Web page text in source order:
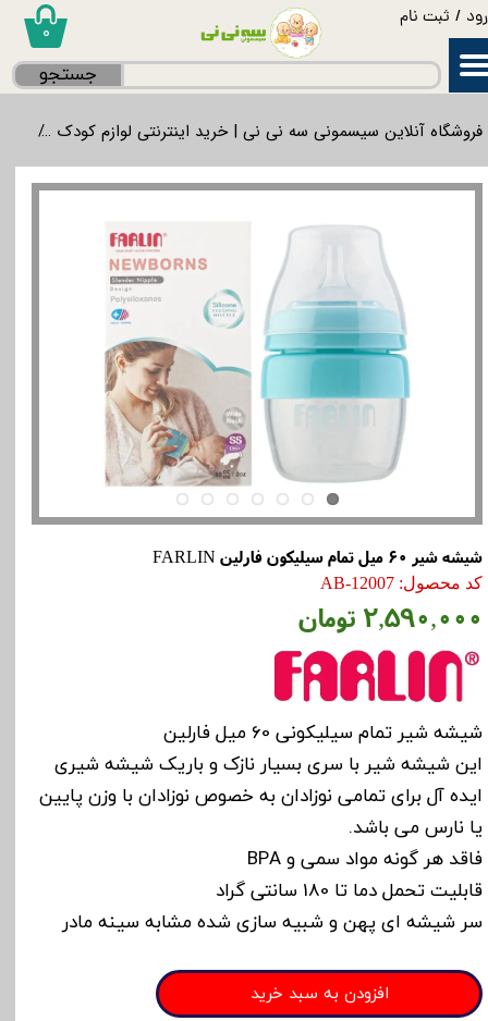
/ ثبت نام
حساب کاربری من
۰
جستجو
فروشگاه آنلاین سیسمونی سه نی نی | خرید اینترنتی لوازم کودک
شیشه شیر 60 میل تمام سیلیکون فارلین FARLIN
کد محصول: AB-12007
۲,۵۹۰,۰۰۰ تومان
شیشه شیر تمام سیلیکونی 60 میل فارلین
این شیشه شیر با سری بسیار نازک و باریک شیشه شیری
ایده آل برای تمامی نوزادان به خصوص نوزادان با وزن پایین
یا نارس می باشد.
فاقد هر گونه مواد سمی و BPA
قابلیت تحمل دما تا 180 سانتی گراد
سر شیشه ای پهن و شبیه سازی شده مشابه سینه مادر
افزودن به سبد خرید